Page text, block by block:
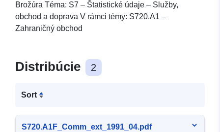
Brožúra Téma: S7 – Štatistické údaje – Služby,
obchod a doprava V rámci témy: S720.A1 –
Zahraničný obchod
Distribúcie 2
Sort
S720.A1F_Comm_ext_1991_04.pdf